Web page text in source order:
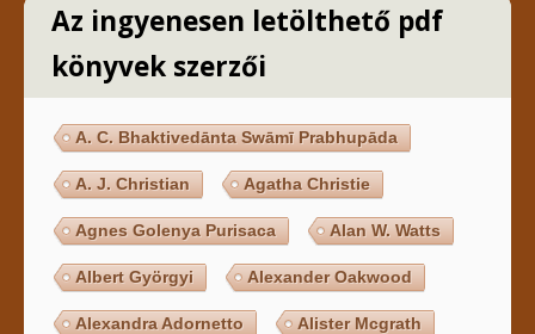
Az ingyenesen letölthető pdf
könyvek szerzői
A. C. Bhaktivedānta Swāmī Prabhupāda
A. J. Christian Agatha Christie
Agnes Golenya Purisaca Alan W. Watts
Albert Györgyi Alexander Oakwood
Alexandra Adornetto Alister Mcgrath